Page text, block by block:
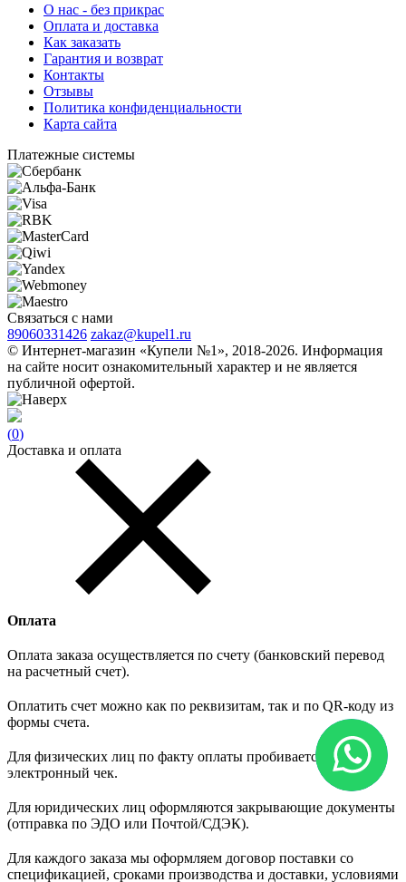
О нас - без прикрас
Оплата и доставка
Как заказать
Гарантия и возврат
Контакты
Отзывы
Политика конфиденциальности
Карта сайта
Платежные системы
Связаться с нами
89060331426 zakaz@kupel1.ru
© Интернет-магазин «Купели №1», 2018-2026. Информация
на сайте носит ознакомительный характер и не является
публичной офертой.
(0)
Доставка и оплата
Оплата
Оплата заказа осуществляется по счету (банковский перевод
на расчетный счет).
Оплатить счет можно как по реквизитам, так и по QR-коду из
формы счета.
Для физических лиц по факту оплаты пробивается
электронный чек.
Для юридических лиц оформляются закрывающие документы
(отправка по ЭДО или Почтой/СДЭК).
Для каждого заказа мы оформляем договор поставки со
спецификацией, сроками производства и доставки, условиями